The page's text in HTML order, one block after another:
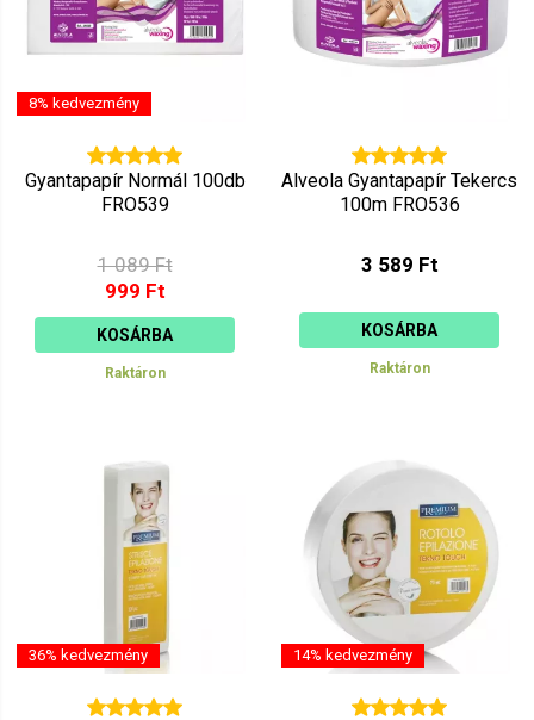
8% kedvezmény
Gyantapapír Normál 100db
FRO539
1 089 Ft
999 Ft
KOSÁRBA
Raktáron
Alveola Gyantapapír Tekercs
100m FRO536
3 589 Ft
KOSÁRBA
Raktáron
36% kedvezmény 14% kedvezmény